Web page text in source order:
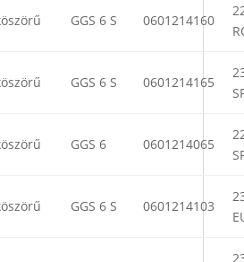
GGS 6 S 0601214160
GGS 6 S 0601214165
GGS 6 0601214065
GGS 6 S 0601214103